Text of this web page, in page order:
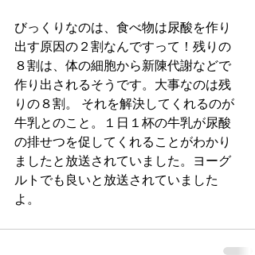
びっくりなのは、食べ物は尿酸を作り
出す原因の２割なんですって！残りの
８割は、体の細胞から新陳代謝などで
作り出されるそうです。大事なのは残
りの８割。 それを解決してくれるのが
牛乳とのこと。１日１杯の牛乳が尿酸
の排せつを促してくれることがわかり
ましたと放送されていました。ヨーグ
ルトでも良いと放送されていました
よ。